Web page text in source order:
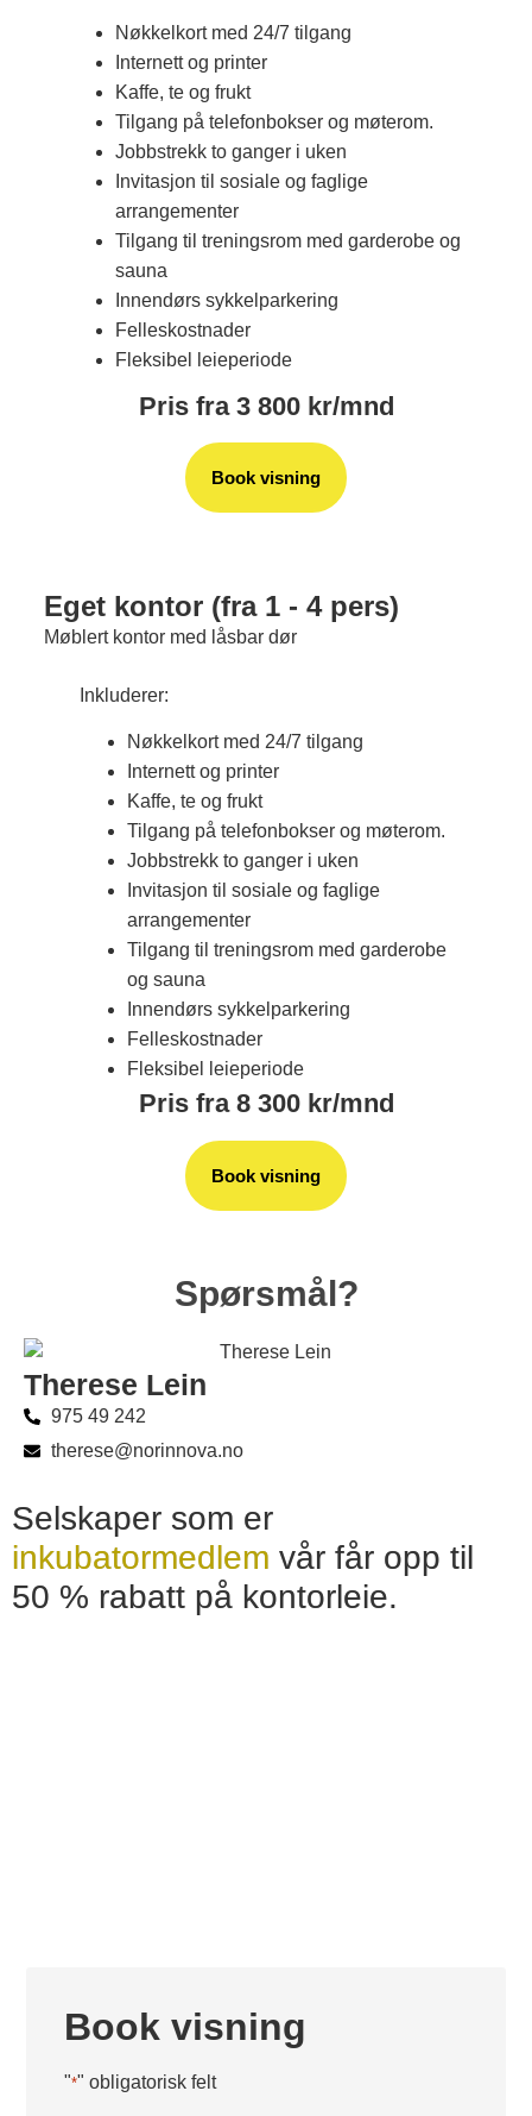
Nøkkelkort med 24/7 tilgang
Internett og printer
Kaffe, te og frukt
Tilgang på telefonbokser og møterom.
Jobbstrekk to ganger i uken
Invitasjon til sosiale og faglige
arrangementer
Tilgang til treningsrom med garderobe og
sauna
Innendørs sykkelparkering
Felleskostnader
Fleksibel leieperiode
Pris fra 3 800 kr/mnd
Book visning
Eget kontor (fra 1 - 4 pers​)
Møblert kontor med låsbar dør
Inkluderer:
Nøkkelkort med 24/7 tilgang
Internett og printer
Kaffe, te og frukt
Tilgang på telefonbokser og møterom.
Jobbstrekk to ganger i uken
Invitasjon til sosiale og faglige
arrangementer
Tilgang til treningsrom med garderobe
og sauna
Innendørs sykkelparkering
Felleskostnader
Fleksibel leieperiode
Pris fra 8 300 kr/mnd
Book visning
Spørsmål?
Therese Lein
975 49 242
therese@norinnova.no
Selskaper som er
inkubatormedlem vår får opp til
50 % rabatt på kontorleie.
Book visning
"*" obligatorisk felt